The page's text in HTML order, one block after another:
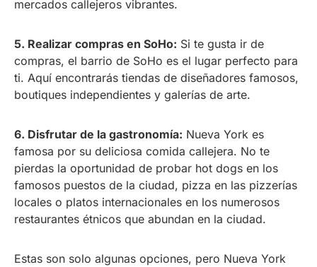
mercados callejeros vibrantes.
5. Realizar compras en SoHo: Si te gusta ir de
compras, el barrio de SoHo es el lugar perfecto para
ti. Aquí encontrarás tiendas de diseñadores famosos,
boutiques independientes y galerías de arte.
6. Disfrutar de la gastronomía: Nueva York es
famosa por su deliciosa comida callejera. No te
pierdas la oportunidad de probar hot dogs en los
famosos puestos de la ciudad, pizza en las pizzerías
locales o platos internacionales en los numerosos
restaurantes étnicos que abundan en la ciudad.
Estas son solo algunas opciones, pero Nueva York